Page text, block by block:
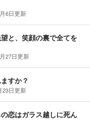
6日更新
と、笑顔の裏で全てを
27日更新
すか？
23日更新
恋はガラス越しに死ん